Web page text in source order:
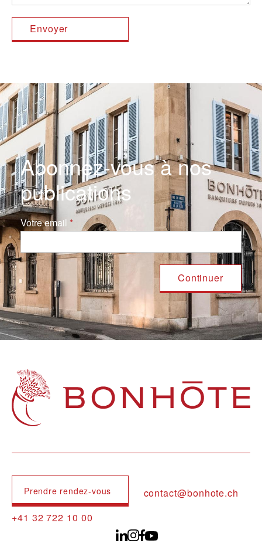
Abonnez-vous à nos
publications
Votre email
Navigation principale
Prendre rendez-vous
contact@bonhote.ch
+41 32 722 10 00